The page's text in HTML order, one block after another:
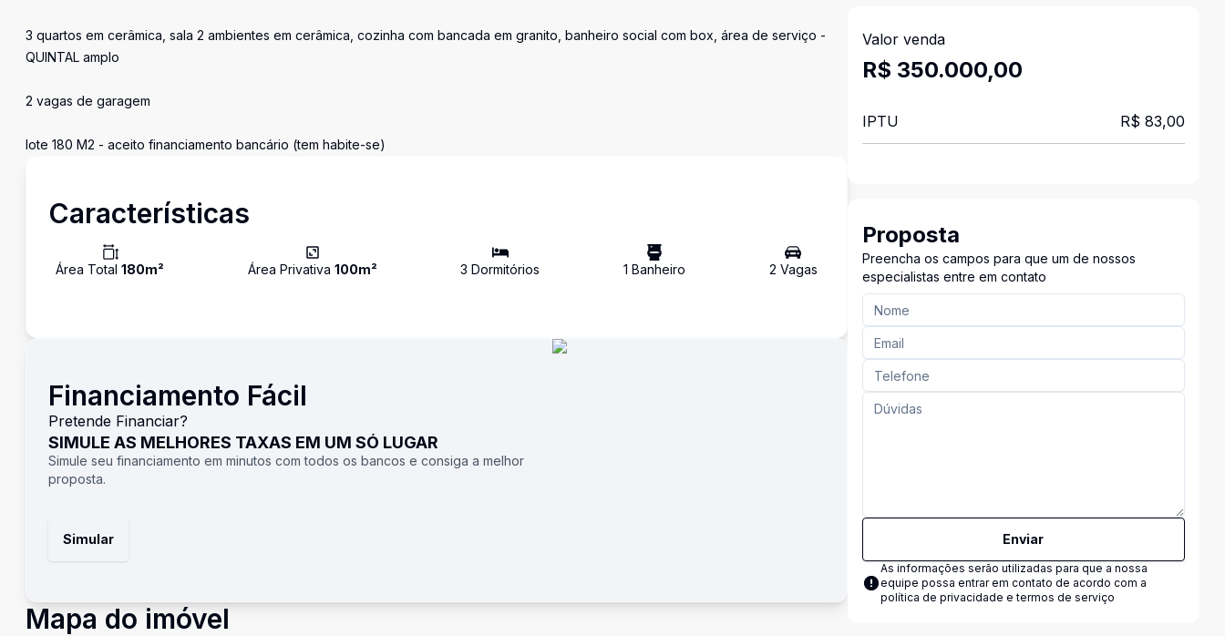
3 quartos em cerâmica, sala 2 ambientes em cerâmica, cozinha com bancada em granito, banheiro social com box, área de serviço -
QUINTAL amplo
2 vagas de garagem
lote 180 M2 - aceito financiamento bancário (tem habite-se)
Características
Área Total 180m² Área Privativa 100m² 3 Dormitórios 1 Banheiro 2 Vagas
Financiamento Fácil
Pretende Financiar?
SIMULE AS MELHORES TAXAS EM UM SÓ LUGAR
Simule seu financiamento em minutos com todos os bancos e consiga a melhor
proposta.
Simular
Mapa do imóvel
Valor venda
R$ 350.000,00
IPTU R$ 83,00
Proposta
Preencha os campos para que um de nossos
especialistas entre em contato
Enviar
As informações serão utilizadas para que a nossa
equipe possa entrar em contato de acordo com a
política de privacidade e termos de serviço